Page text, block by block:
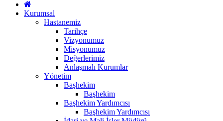
Kurumsal
Hastanemiz
Tarihçe
Vizyonumuz
Misyonumuz
Değerlerimiz
Anlaşmalı Kurumlar
Yönetim
Başhekim
Başhekim
Başhekim Yardımcısı
Başhekim Yardımcısı